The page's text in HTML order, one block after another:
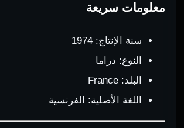
معلومات سريعة
سنة الإنتاج: 1974
النوع: دراما
البلد: France
اللغة الأصلية: الفرنسية